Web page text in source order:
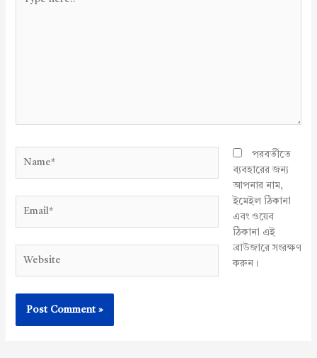
here..
পরবর্তীতে
ব্যবহারের জন্য
আপনার নাম,
ইমেইল ঠিকানা
এবং ওয়েব
ঠিকানা এই
ব্রাউজারে সংরক্ষণ
করুন।